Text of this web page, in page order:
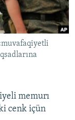
memurı
cenk içün